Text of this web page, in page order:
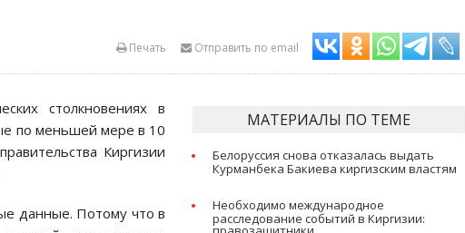
Отправить по email
Печать
МАТЕРИАЛЫ ПО ТЕМЕ
Белоруссия снова отказалась выдать
Курманбека Бакиева киргизским властям
Необходимо международное
расследование событий в Киргизии:
правозащитники
столкновениях в
по меньшей мере в 10
Киргизии
данные. Потому что в